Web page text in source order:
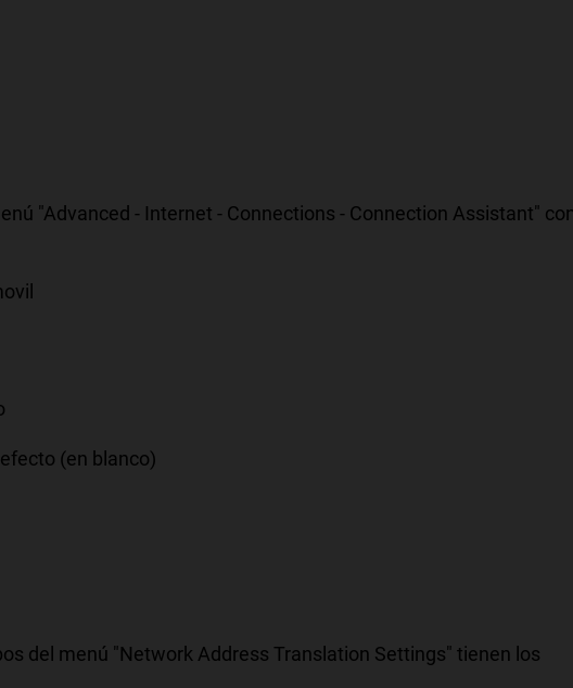
"Advanced - Internet - Connections - Connection Assistant"
(en blanco)
del menú "Network Address Translation Settings" tienen los